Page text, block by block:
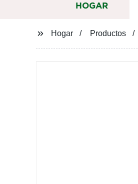
HOGAR
Hogar Productos